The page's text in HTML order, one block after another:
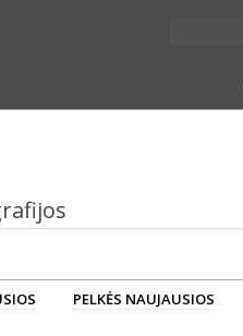
PELKĖS NAUJAUSIOS